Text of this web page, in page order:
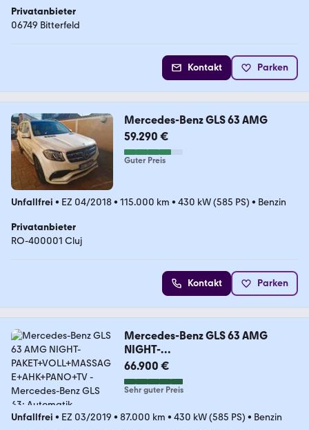
Privatanbieter
06749 Bitterfeld
Kontakt Parken
Mercedes-Benz GLS 63 AMG
59.290 €
Guter Preis
Unfallfrei • EZ 04/2018• 115.000 km • 430 kW (585 PS) • Benzin
Privatanbieter
RO-400001 Cluj
Kontakt Parken
Mercedes-Benz GLS 63 AMG
NIGHT-
PAKET+VOLL+MASSAGE+AHK+PA
NO+TV
66.900 €
Sehr guter Preis
Unfallfrei • EZ 03/2019 • 87.000 km • 430 kW (585 PS) • Benzin